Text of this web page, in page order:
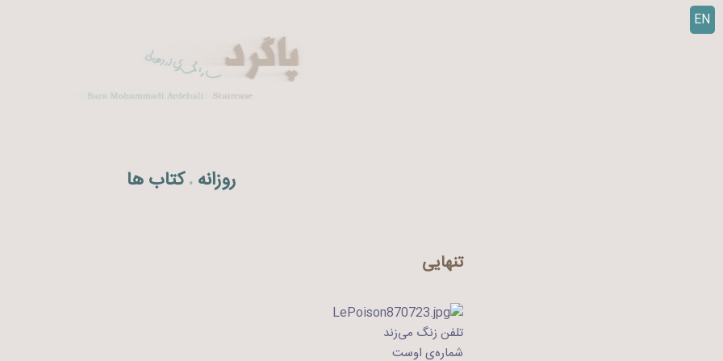
EN
روزانه . کتاب ها
تنهایی
تلفن زنگ می‌زند
شماره‌ی اوست